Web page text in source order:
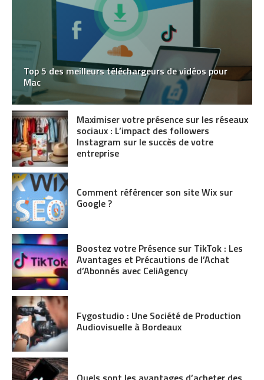
Top 5 des meilleurs téléchargeurs de vidéos pour
Mac
Maximiser votre présence sur les réseaux
sociaux : L’impact des followers
Instagram sur le succès de votre
entreprise
Comment référencer son site Wix sur
Google ?
Boostez votre Présence sur TikTok : Les
Avantages et Précautions de l’Achat
d’Abonnés avec CeliAgency
Fygostudio : Une Société de Production
Audiovisuelle à Bordeaux